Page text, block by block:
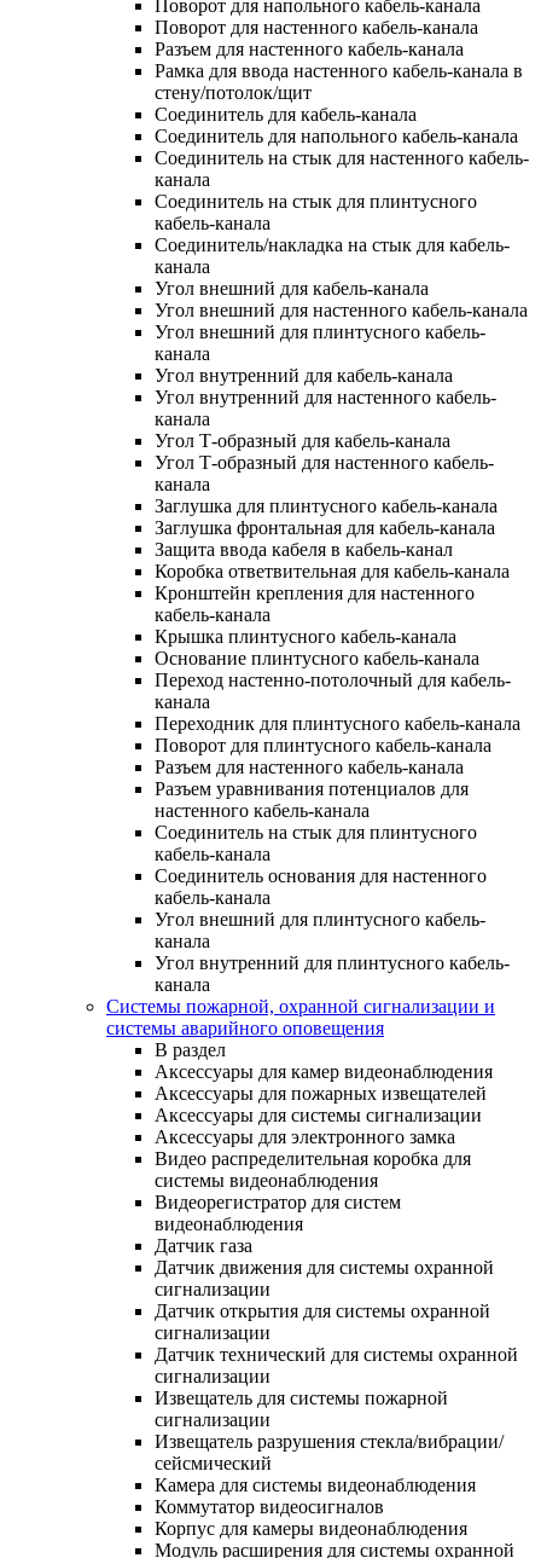
Поворот для напольного кабель-канала
Поворот для настенного кабель-канала
Разъем для настенного кабель-канала
Рамка для ввода настенного кабель-канала в
стену/потолок/щит
Соединитель для кабель-канала
Соединитель для напольного кабель-канала
Соединитель на стык для настенного кабель-
канала
Соединитель на стык для плинтусного
кабель-канала
Соединитель/накладка на стык для кабель-
канала
Угол внешний для кабель-канала
Угол внешний для настенного кабель-канала
Угол внешний для плинтусного кабель-
канала
Угол внутренний для кабель-канала
Угол внутренний для настенного кабель-
канала
Угол Т-образный для кабель-канала
Угол Т-образный для настенного кабель-
канала
Заглушка для плинтусного кабель-канала
Заглушка фронтальная для кабель-канала
Защита ввода кабеля в кабель-канал
Коробка ответвительная для кабель-канала
Кронштейн крепления для настенного
кабель-канала
Крышка плинтусного кабель-канала
Основание плинтусного кабель-канала
Переход настенно-потолочный для кабель-
канала
Переходник для плинтусного кабель-канала
Поворот для плинтусного кабель-канала
Разъем для настенного кабель-канала
Разъем уравнивания потенциалов для
настенного кабель-канала
Соединитель на стык для плинтусного
кабель-канала
Соединитель основания для настенного
кабель-канала
Угол внешний для плинтусного кабель-
канала
Угол внутренний для плинтусного кабель-
канала
Системы пожарной, охранной сигнализации и
системы аварийного оповещения
В раздел
Аксессуары для камер видеонаблюдения
Аксессуары для пожарных извещателей
Аксессуары для системы сигнализации
Аксессуары для электронного замка
Видео распределительная коробка для
системы видеонаблюдения
Видеорегистратор для систем
видеонаблюдения
Датчик газа
Датчик движения для системы охранной
сигнализации
Датчик открытия для системы охранной
сигнализации
Датчик технический для системы охранной
сигнализации
Извещатель для системы пожарной
сигнализации
Извещатель разрушения стекла/вибрации/
сейсмический
Камера для системы видеонаблюдения
Коммутатор видеосигналов
Корпус для камеры видеонаблюдения
Модуль расширения для системы охранной